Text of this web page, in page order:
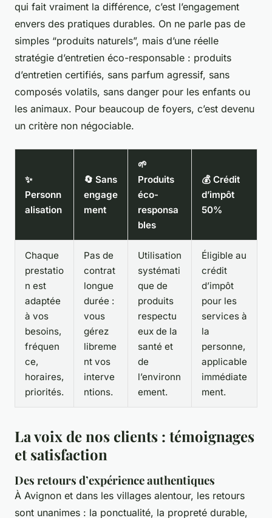
qui fait vraiment la différence, c’est l’engagement
envers des pratiques durables. On ne parle pas de
simples “produits naturels”, mais d’une réelle
stratégie d’entretien éco-responsable : produits
d’entretien certifiés, sans parfum agressif, sans
composés volatils, sans danger pour les enfants ou
les animaux. Pour beaucoup de foyers, c’est devenu
un critère non négociable.
✨
Personn
alisation
🔄 Sans
engage
ment
🌱
Produits
éco-
responsa
bles
💰 Crédit
d’impôt
50%
Chaque
prestatio
n est
adaptée
à vos
besoins,
fréquen
ce,
horaires,
priorités.
Pas de
contrat
longue
durée :
vous
gérez
libreme
nt vos
interve
ntions.
Utilisation
systémati
que de
produits
respectu
eux de la
santé et
de
l’environn
ement.
Éligible au
crédit
d’impôt
pour les
services à
la
personne,
applicable
immédiate
ment.
La voix de nos clients : témoignages
et satisfaction
Des retours d’expérience authentiques
À Avignon et dans les villages alentour, les retours
sont unanimes : la ponctualité, la propreté durable,